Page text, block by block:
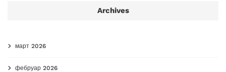
Archives
март 2026
фебруар 2026